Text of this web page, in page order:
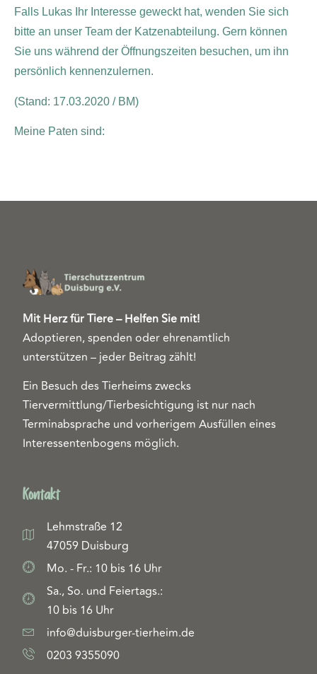
Falls Lukas Ihr Interesse geweckt hat, wenden Sie sich
bitte an unser Team der Katzenabteilung. Gern können
Sie uns während der Öffnungszeiten besuchen, um ihn
persönlich kennenzulernen.
(Stand: 17.03.2020 / BM)
Meine Paten sind:
Mit Herz für Tiere – Helfen Sie mit!
Adoptieren, spenden oder ehrenamtlich
unterstützen – jeder Beitrag zählt!
Ein Besuch des Tierheims zwecks
Tiervermittlung/Tierbesichtigung ist nur nach
Terminabsprache und vorherigem Ausfüllen eines
Interessentenbogens möglich.
Kontakt
Lehmstraße 12
47059 Duisburg
Mo. - Fr.: 10 bis 16 Uhr
Sa., So. und Feiertags.:
10 bis 16 Uhr
info@duisburger-tierheim.de
0203 9355090